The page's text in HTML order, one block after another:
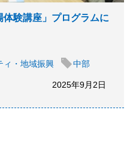
験講座」プログラムに
ィ・地域振興 中部
2025年9月2日